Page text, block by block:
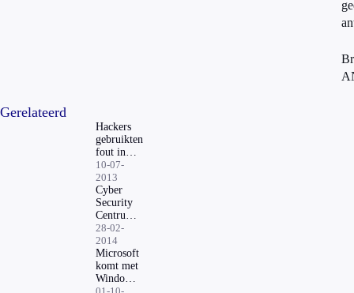
Gerelateerd
Hackers
gebruikten
fout in
Windows
10-07-
2013
Cyber
Security
Centrum:
stop met
Windows
XP
28-02-
2014
Microsoft
komt met
Windows